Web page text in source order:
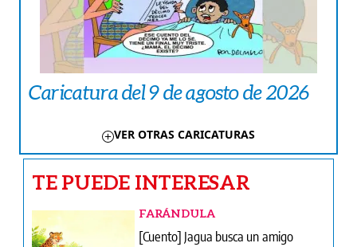
Caricatura del 9 de agosto de 2026
VER OTRAS CARICATURAS
TE PUEDE INTERESAR
FARÁNDULA
[Cuento] Jagua busca un amigo